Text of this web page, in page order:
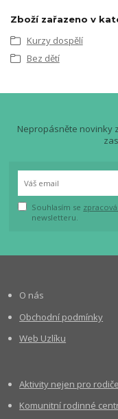
Zboží zařazeno v
Kurzy dospělí
Bez dětí
Nepropásněte novinky
Souhlasím se
newsletteru.
O nás
Obchodní podmínky
Web Uzlíku
Aktivity nejen pro
Komunitní rodinné